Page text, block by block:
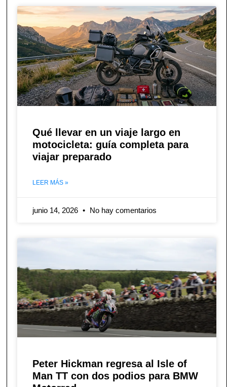
Qué llevar en un viaje largo en
motocicleta: guía completa para
viajar preparado
LEER MÁS »
junio 14, 2026 No hay comentarios
Peter Hickman regresa al Isle of
Man TT con dos podios para BMW